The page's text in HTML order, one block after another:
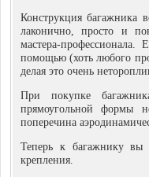
Конструкция багажника
лаконично, просто и
мастера-
помощью (хоть любого
делая это очень
При покупке
прямоугольной формы
поперечина
Теперь к багажнику вы
крепления.